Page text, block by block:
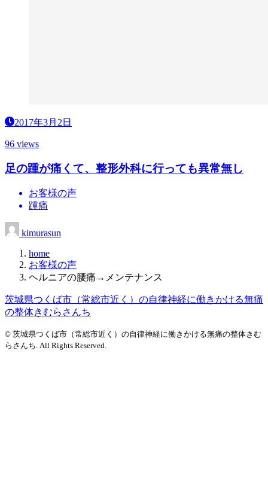
2017年3月2日
96 views
足の踵が痛くて、整形外科に行っても異常無し
お客様の声
踵痛
kimurasun
home
お客様の声
ヘルニアの腰痛→メンテナンス
茨城県つくば市（常総市近く）の自律神経に働きかける無痛
の整体きむらさんち
© 茨城県つくば市（常総市近く）の自律神経に働きかける無痛の整体きむ
らさんち. All Rights Reserved.